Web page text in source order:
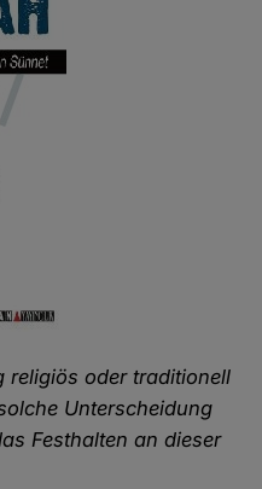
religiös oder traditionell
Unterscheidung
Festhalten an dieser